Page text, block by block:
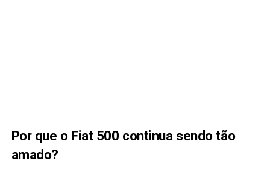
Por que o Fiat 500 continua sendo tão
amado?